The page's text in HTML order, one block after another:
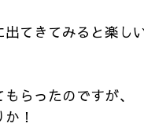
てきてみると楽し
らったのですが、
！